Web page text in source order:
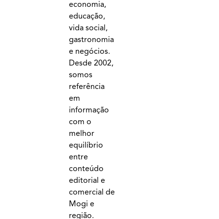
economia,
educação,
vida social,
gastronomia
e negócios.
Desde 2002,
somos
referência
em
informação
com o
melhor
equilíbrio
entre
conteúdo
editorial e
comercial de
Mogi e
região.